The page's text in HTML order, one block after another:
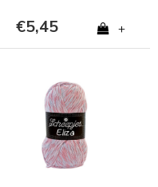
€5,45 +